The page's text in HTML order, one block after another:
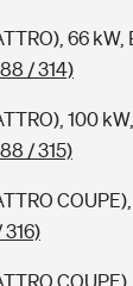
66 kW,
/ 314)
100
/ 315)
COUPE),
COUPE),